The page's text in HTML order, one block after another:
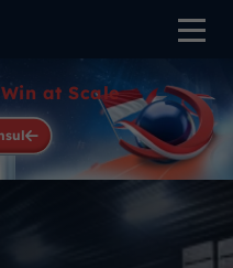
Win at Scale